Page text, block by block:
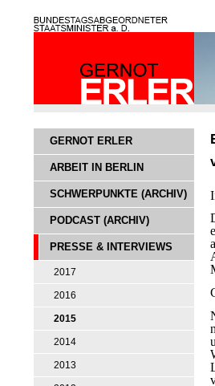
GERNOT ERLER
ARBEIT IN BERLIN
SCHWERPUNKTE (ARCHIV)
PODCAST (ARCHIV)
PRESSE & INTERVIEWS
2017
2016
2015
2014
2013